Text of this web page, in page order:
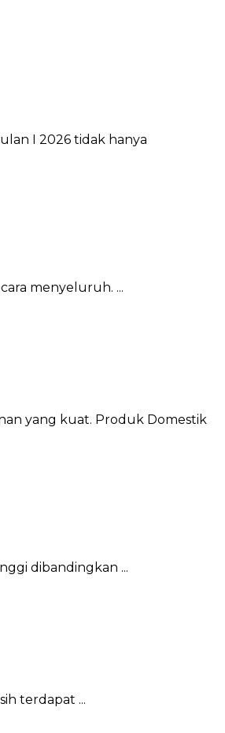
I 2026 tidak hanya
menyeluruh. ...
yang kuat. Produk Domestik
dibandingkan ...
terdapat ...